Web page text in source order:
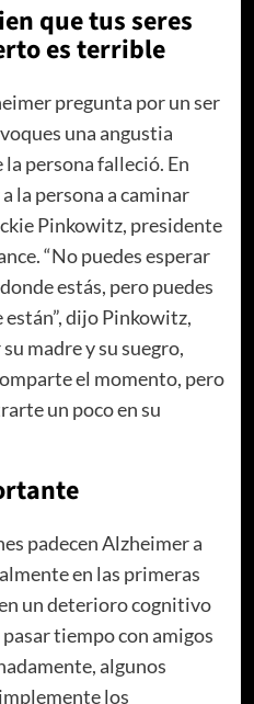
que tus seres
es terrible
pregunta por un ser
una angustia
persona falleció. En
la persona a caminar
Pinkowitz, presidente
“No puedes esperar
estás, pero puedes
dijo Pinkowitz,
madre y su suegro,
el momento, pero
un poco en su
padecen Alzheimer a
en las primeras
un deterioro cognitivo
tiempo con amigos
algunos
los